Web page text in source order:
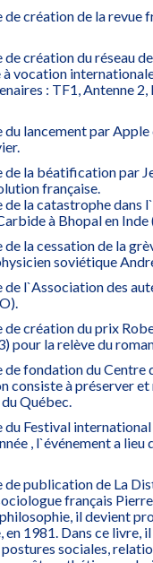
de création de la revue
de création du réseau
à vocation
: TF1, Antenne 2,
du lancement par
de la béatification par
française.
de la catastrophe dans
à Bhopal en
de la cessation de la
soviétique
de l`Association des
de création du prix
pour la relève du
de fondation du Centre
consiste à préserver
Québec.
du Festival
, l`événement a lieu
de publication de La
français
il devient
en 1981. Dans ce livre,
sociales,